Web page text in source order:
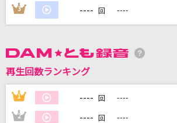
カラオケ最新情報をチェック！
3 ---- 回 ----
再生回数ランキング
1 ---- 回 ----
2 ---- 回 ----